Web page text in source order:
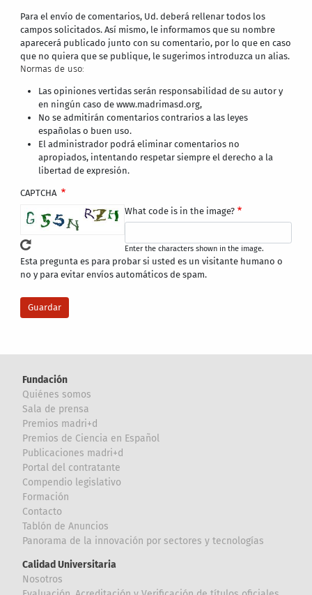
Para el envío de comentarios, Ud. deberá rellenar todos los
campos solicitados. Así mismo, le informamos que su nombre
aparecerá publicado junto con su comentario, por lo que en caso
que no quiera que se publique, le sugerimos introduzca un alias.
Normas de uso:
Las opiniones vertidas serán responsabilidad de su autor y
en ningún caso de www.madrimasd.org,
No se admitirán comentarios contrarios a las leyes
españolas o buen uso.
El administrador podrá eliminar comentarios no
apropiados, intentando respetar siempre el derecho a la
libertad de expresión.
CAPTCHA
What code is in the image?
Enter the characters shown in the image.
Esta pregunta es para probar si usted es un visitante humano o
no y para evitar envíos automáticos de spam.
Fundación
Quiénes somos
Sala de prensa
Premios madri+d
Premios de Ciencia en Español
Publicaciones madri+d
Portal del contratante
Compendio legislativo
Formación
Contacto
Tablón de Anuncios
Panorama de la innovación por sectores y tecnologías
Calidad Universitaria
Nosotros